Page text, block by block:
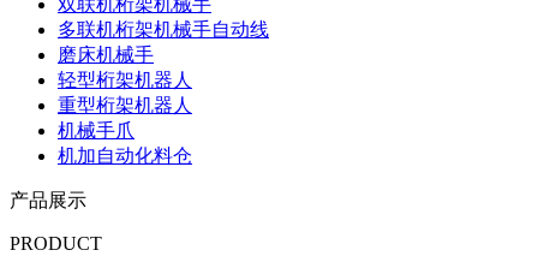
多联机桁架机械手自动线
磨床机械手
轻型桁架机器人
重型桁架机器人
机械手爪
机加自动化料仓
产品展示
PRODUCT